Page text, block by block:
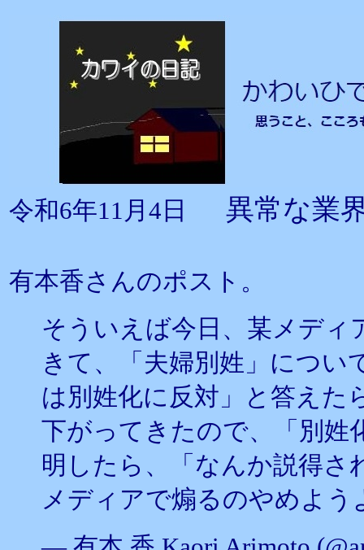
令和6年11月4日 異常な業
有本香さんのポスト。
そういえば今日、某メディ
きて、「夫婦別姓」につい
は別姓化に反対」と答えた
下がってきたので、「別姓
明したら、「なんか説得さ
メディアで煽るのやめよう